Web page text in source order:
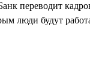
переводит
люди будут